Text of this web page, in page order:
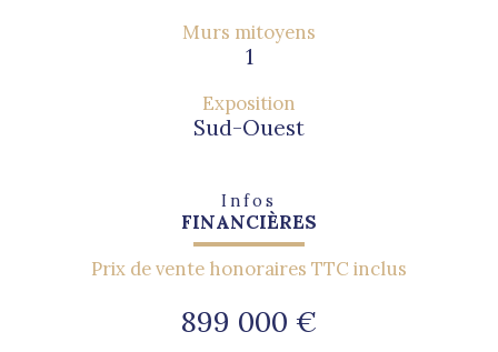
Murs mitoyens
1
Exposition
Sud-Ouest
Infos
FINANCIÈRES
Prix de vente honoraires TTC inclus
899 000 €